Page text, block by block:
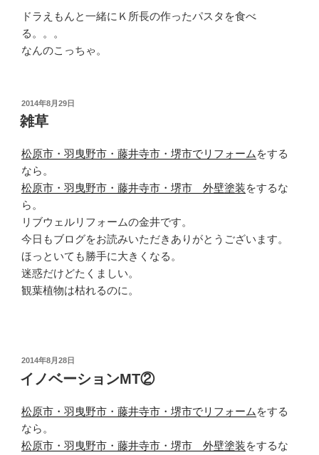
ドラえもんと一緒にＫ所長の作ったパスタを食べ
る。。。
なんのこっちゃ。
投
稿
日:
2014年8月29日
雑草
松原市・羽曳野市・藤井寺市・堺市でリフォーム をする
なら。
松原市・羽曳野市・藤井寺市・堺市 外壁塗装をするな
ら。
リブウェルリフォームの金井です。
今日もブログをお読みいただきありがとうございます。
ほっといても勝手に大きくなる。
迷惑だけどたくましい。
観葉植物は枯れるのに。
投
日:
2014年8月28日
イノベーションMT②
松原市・羽曳野市・藤井寺市・堺市でリフォーム をする
なら。
松原市・羽曳野市・藤井寺市・堺市 外壁塗装をするな